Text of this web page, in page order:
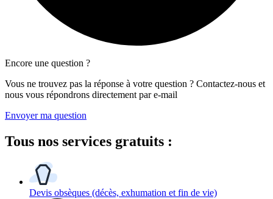
Encore une question ?
Vous ne trouvez pas la réponse à votre question ? Contactez-nous et
nous vous répondrons directement par e-mail
Envoyer ma question
Tous nos services gratuits :
Devis obsèques (décès, exhumation et fin de vie)